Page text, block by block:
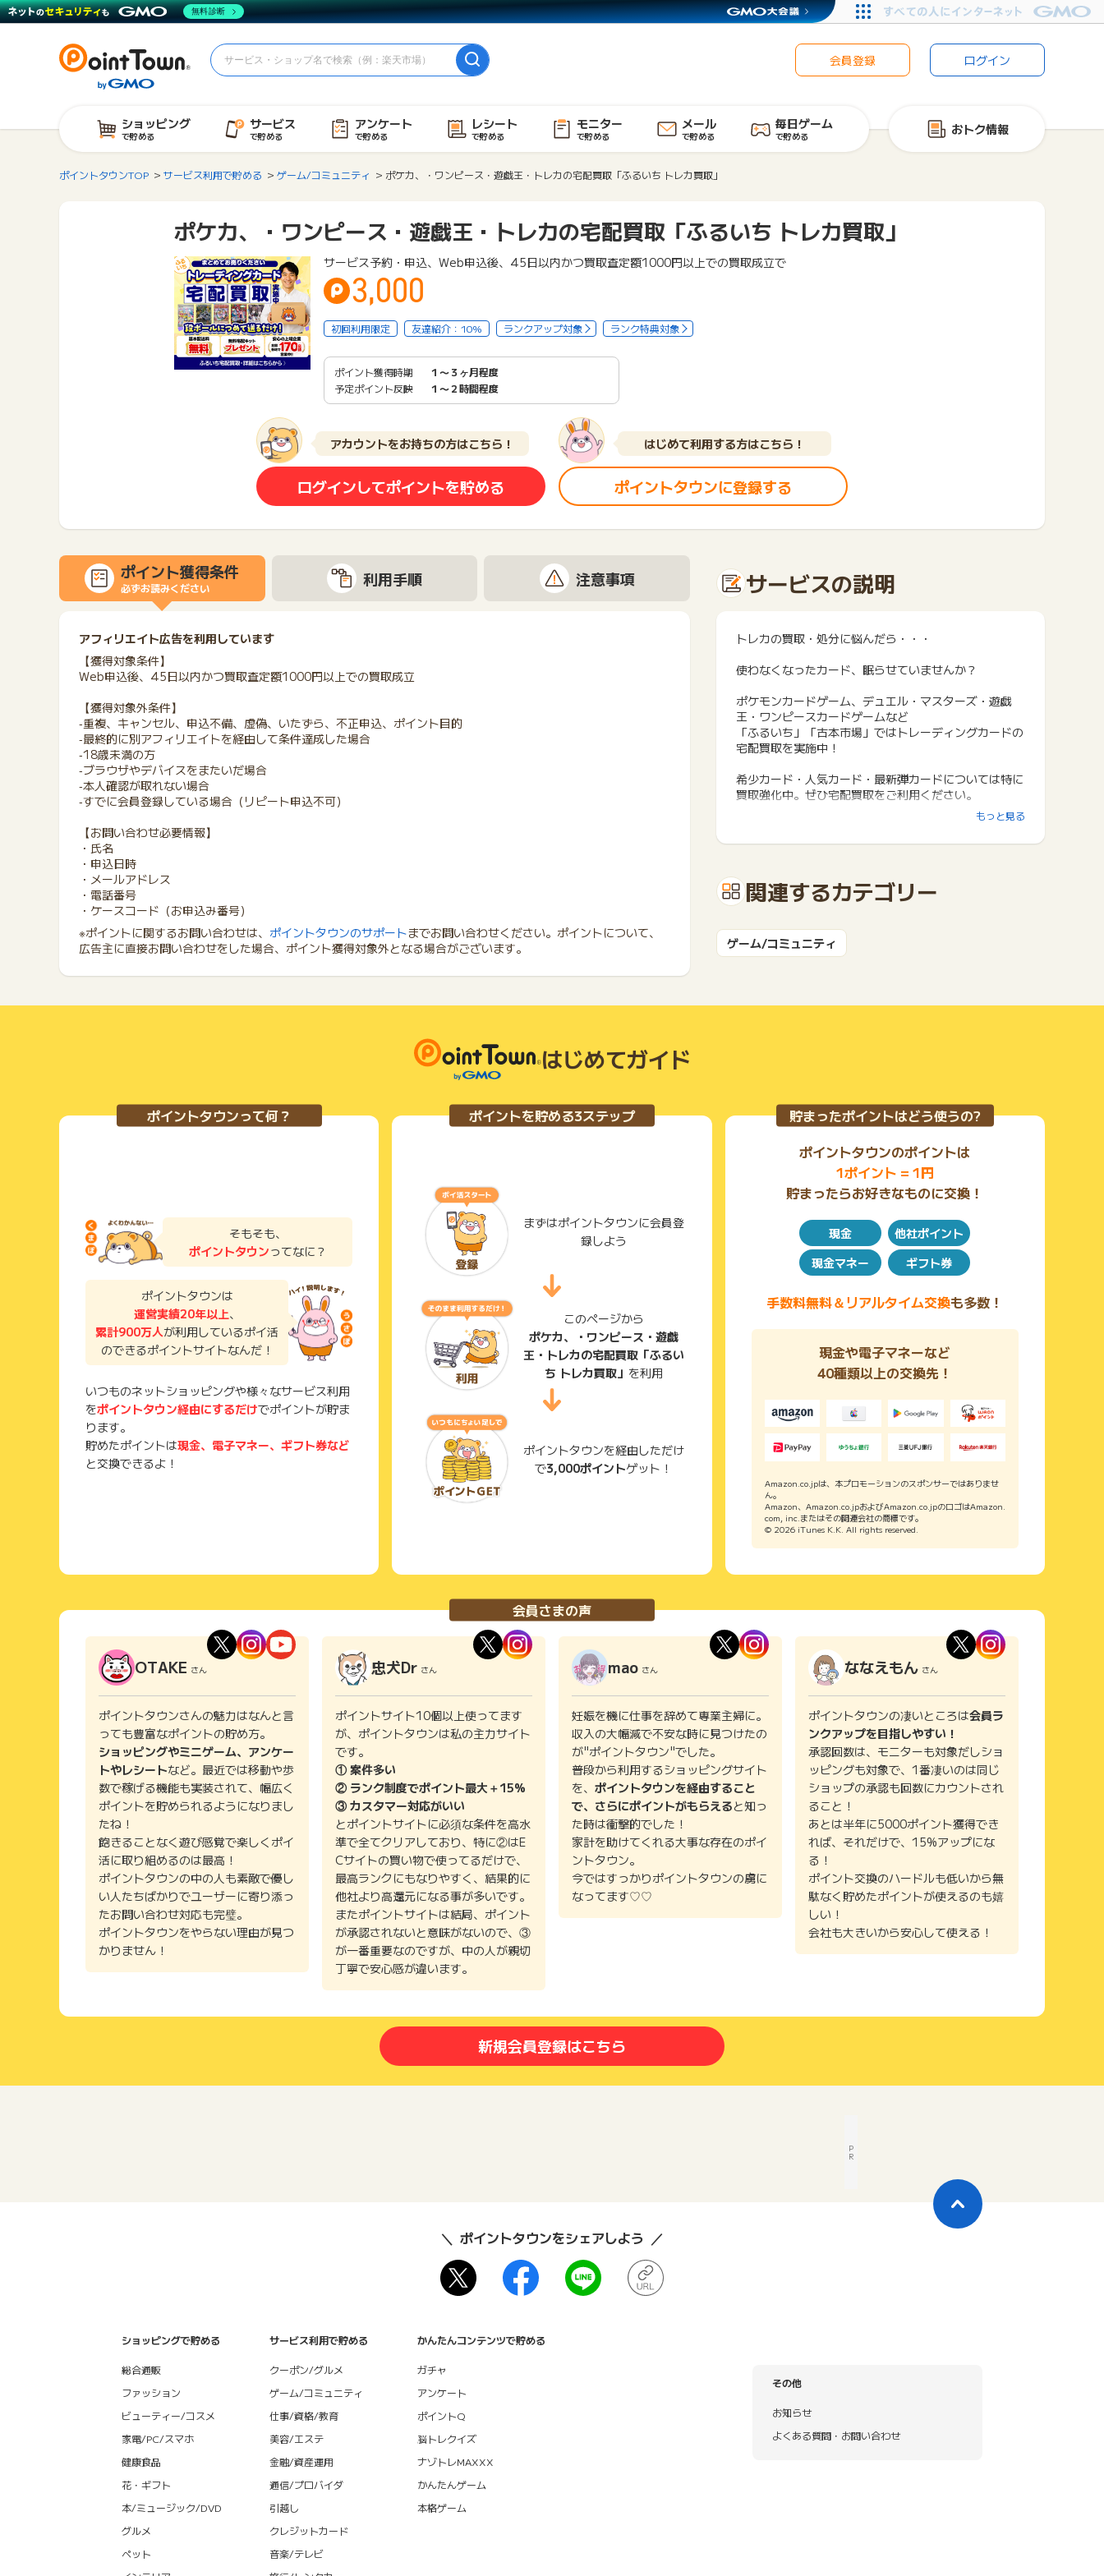
会員登録 ログイン
ショッピング
で貯める
サービス
で貯める
アンケート
で貯める
レシート
で貯める
モニター
で貯める
メール
で貯める
毎日ゲーム
で貯める おトク情報
ポイントタウンTOP サービス利用で貯める ゲーム/コミュニティ ポケカ、・ワンピース・遊戯王・トレカの宅配買取「ふるいち トレカ買取」
ポケカ、・ワンピース・遊戯王・トレカの宅配買取「ふるいち トレカ買取」
サービス予約・申込、Web申込後、45日以内かつ買取査定額1000円以上での買取成立で
3,000
初回利用限定 友達紹介：10% ランクアップ対象 ランク特典対象
ポイント獲得時期
１〜３ヶ月程度
予定ポイント反映
１〜２時間程度
アカウントをお持ちの方はこちら！
ログインしてポイントを貯める
はじめて利用する方はこちら！
ポイントタウンに登録する
ポイント獲得条件
必ずお読みください 利用手順 注意事項
アフィリエイト広告を利用しています
【獲得対象条件】
Web申込後、45日以内かつ買取査定額1000円以上での買取成立
【獲得対象外条件】
‐重複、キャンセル、申込不備、虚偽、いたずら、不正申込、ポイント目的
‐最終的に別アフィリエイトを経由して条件達成した場合
‐18歳未満の方
‐ブラウザやデバイスをまたいだ場合
‐本人確認が取れない場合
‐すでに会員登録している場合（リピート申込不可）
【お問い合わせ必要情報】
・氏名
・申込日時
・メールアドレス
・電話番号
・ケースコード（お申込み番号）
※ポイントに関するお問い合わせは、 ポイントタウンのサポートまでお問い合わせください。ポイントについて、
広告主に直接お問い合わせをした場合、ポイント獲得対象外となる場合がございます。
サービスの説明
トレカの買取・処分に悩んだら・・・
使わなくなったカード、眠らせていませんか？
ポケモンカードゲーム、デュエル・マスターズ・遊戯
王・ワンピースカードゲームなど
「ふるいち」「古本市場」ではトレーディングカードの
宅配買取を実施中！
希少カード・人気カード・最新弾カードについては特に
買取強化中。ぜひ宅配買取をご利用ください。
ふるいちの宅配買取ならご自宅から段ボールにつめて送
るだけ！
ます。
もっと見る
関連するカテゴリー
ゲーム/コミュニティ
はじめてガイド
ポイントタウンって何？
そもそも、
ポイントタウンってなに？
ポイントタウンは
運営実績20年以上、
累計900万人が利用しているポイ活
のできるポイントサイトなんだ！
いつものネットショッピングや様々なサービス利用
をポイントタウン経由にするだけでポイントが貯ま
ります。
貯めたポイントは現金、電子マネー、ギフト券など
と交換できるよ！
ポイントを貯める3ステップ
まずはポイントタウンに会員登
録しよう
このページから
ポケカ、・ワンピース・遊戯
王・トレカの宅配買取「ふるい
ち トレカ買取」 を利用
ポイントタウンを経由しただけ
で3,000ポイントゲット！
貯まったポイントはどう使うの?
ポイントタウンのポイントは
1ポイント = 1円
貯まったらお好きなものに交換！
現金
他社ポイント
現金マネー
ギフト券
手数料無料＆リアルタイム交換も多数！
現金や電子マネーなど
40種類以上の交換先！
Amazon.co.jpは、本プロモーションのスポンサーではありませ
ん。
Amazon、Amazon.co.jpおよびAmazon.co.jpのロゴはAmazon.
com, inc.またはその関連会社の商標です。
© 2026 iTunes K.K. All rights reserved.
会員さまの声
OTAKE さん
ポイントタウンさんの魅力はなんと言
っても豊富なポイントの貯め方。
ショッピングやミニゲーム、アンケー
トやレシートなど。最近では移動や歩
数で稼げる機能も実装されて、幅広く
ポイントを貯められるようになりまし
たね！
飽きることなく遊び感覚で楽しくポイ
活に取り組めるのは最高！
ポイントタウンの中の人も素敵で優し
い人たちばかりでユーザーに寄り添っ
たお問い合わせ対応も完璧。
ポイントタウンをやらない理由が見つ
かりません！
忠犬Dr さん
ポイントサイト10個以上使ってます
が、ポイントタウンは私の主力サイト
です。
① 案件多い
② ランク制度でポイント最大＋15%
③ カスタマー対応がいい
とポイントサイトに必須な条件を高水
準で全てクリアしており、特に②はE
Cサイトの買い物で使ってるだけで、
最高ランクにもなりやすく、結果的に
他社より高還元になる事が多いです。
またポイントサイトは結局、ポイント
が承認されないと意味がないので、③
が一番重要なのですが、中の人が親切
丁寧で安心感が違います。
mao さん
妊娠を機に仕事を辞めて専業主婦に。
収入の大幅減で不安な時に見つけたの
が"ポイントタウン"でした。
普段から利用するショッピングサイト
を、 ポイントタウンを経由すること
で、さらにポイントがもらえると知っ
た時は衝撃的でした！
家計を助けてくれる大事な存在のポイ
ントタウン。
今ではすっかりポイントタウンの虜に
なってます♡♡
ななえもん さん
ポイントタウンの凄いところは会員ラ
ンクアップを目指しやすい！
承認回数は、モニターも対象だしショ
ッピングも対象で、1番凄いのは同じ
ショップの承認も回数にカウントされ
ること！
あとは半年に5000ポイント獲得でき
れば、それだけで、15%アップにな
る！
ポイント交換のハードルも低いから無
駄なく貯めたポイントが使えるのも嬉
しい！
会社も大きいから安心して使える！
新規会員登録はこちら
P
R
ポイントタウンをシェアしよう
ショッピングで貯める
総合通販
ファッション
ビューティー/コスメ
家電/PC/スマホ
健康食品
花・ギフト
本/ミュージック/DVD
グルメ
ペット
サービス利用で貯める
クーポン/グルメ
ゲーム/コミュニティ
仕事/資格/教育
美容/エステ
金融/資産運用
通信/プロバイダ
引越し
クレジットカード
音楽/テレビ
かんたんコンテンツで貯める
ガチャ
アンケート
ポイントQ
脳トレクイズ
ナゾトレMAXXX
かんたんゲーム
本格ゲーム
その他
お知らせ
よくある質問・お問い合わせ
無料診断